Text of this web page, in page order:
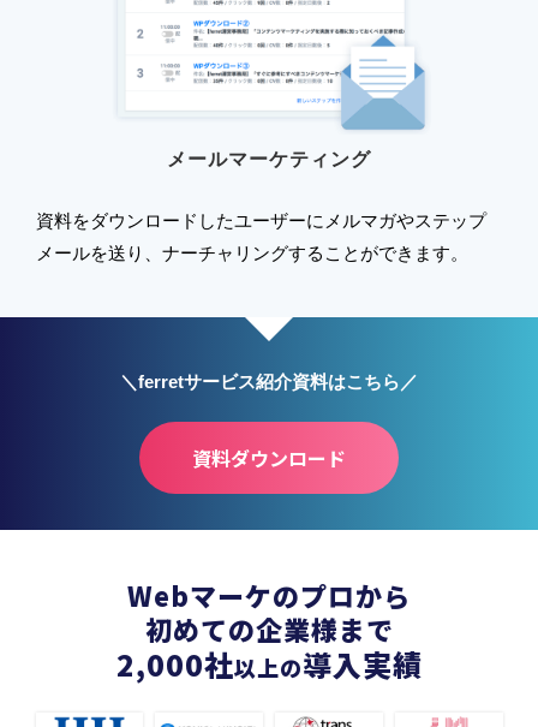
メールマーケティング
資料をダウンロードしたユーザーにメルマガやステップ
メールを送り、ナーチャリングすることができます。
＼ferretサービス紹介資料はこちら／
資料ダウンロード
Webマーケのプロから
初めての企業様まで
2,000社以上の導入実績